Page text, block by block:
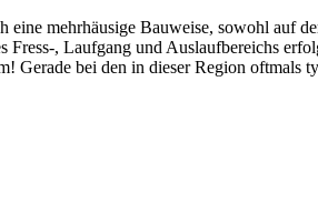
eine mehrhäusige Bauweise, sowohl auf
, Laufgang und Auslaufbereichs
Gerade bei den in dieser Region oftmals